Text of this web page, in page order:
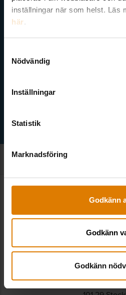
inställningar när som helst. Läs
här.
Nödvändig
Inställningar
Statistik
Marknadsföring
Godkänn
Godkänn
Godkänn
medlem finns även nyhetsbrev
Sveriges
118 46
Postadress: